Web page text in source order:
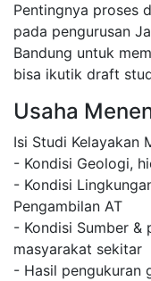
Pentingnya proses
pada pengurusan
Bandung untuk
bisa ikutik draft
Usaha
Isi Studi Kelayakan
- Kondisi Geologi,
- Kondisi
Pengambilan AT
- Kondisi Sumber &
masyarakat sekitar
- Hasil pengukuran